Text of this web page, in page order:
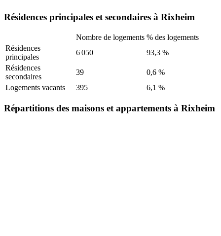
Résidences principales et secondaires à Rixheim
Nombre de logements % des logements
Résidences
principales
6 050
93,3 %
Résidences
secondaires
39
0,6 %
Logements vacants
395 6,1 %
Répartitions des maisons et appartements à Rixheim